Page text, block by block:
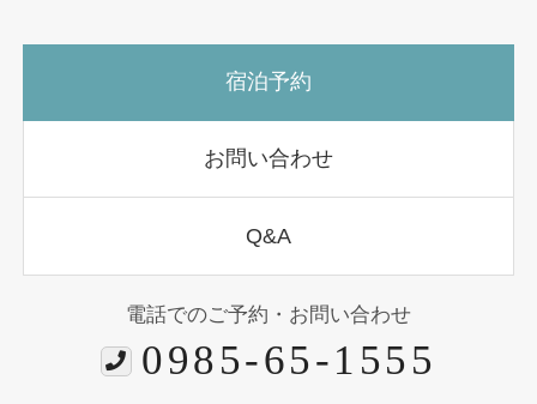
宿泊予約
お問い合わせ
Q&A
電話でのご予約・お問い合わせ
0985-65-1555